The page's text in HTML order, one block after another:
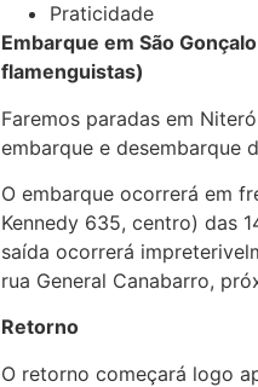
Praticidade
Embarque em São
flamenguistas)
Faremos paradas em
embarque e desembarque
O embarque ocorrerá em
Kennedy 635, centro) das
saída ocorrerá
rua General Canabarro,
Retorno
O retorno começará logo